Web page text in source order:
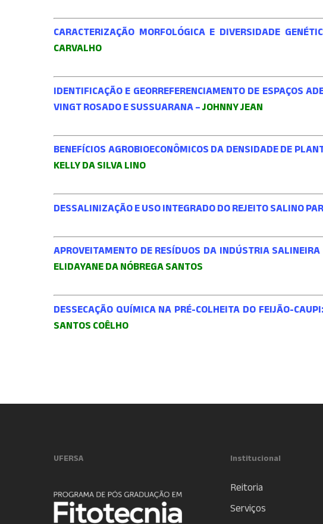
CARACTERIZAÇÃO MORFOLÓGICA E DIVERSIDADE
CARVALHO
IDENTIFICAÇÃO E GEORREFERENCIAMENTO DE ESPAÇOS
VINGT ROSADO E SUSSUARANA – JOHNNY JEAN
BENEFÍCIOS AGROBIOECONÔMICOS DA DENSIDADE DE
KELLY DA SILVA LINO
DESSALINIZAÇÃO E USO INTEGRADO DO REJEITO SALINO
APROVEITAMENTO DE RESÍDUOS DA INDÚSTRIA
ELIDAYANE DA NÓBREGA SANTOS
DESSECAÇÃO QUÍMICA NA PRÉ-COLHEITA DO FEIJÃO-
SANTOS COÊLHO
UFERSA Institucional
Reitoria
Serviços